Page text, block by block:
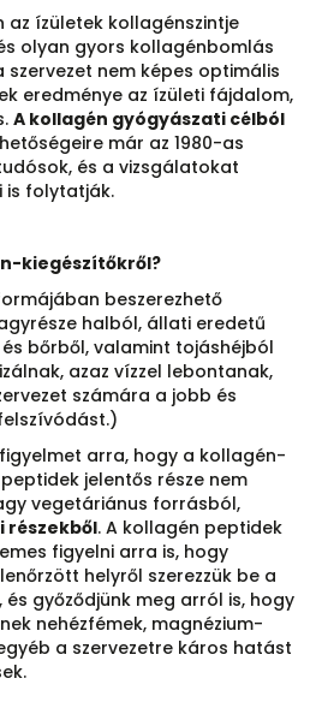
az ízületek kollagénszintje
olyan gyors kollagénbomlás
szervezet nem képes optimális
eredménye az ízületi fájdalom,
A kollagén gyógyászati célból
már az 1980-as
és a vizsgálatokat
is folytatják.
kiegészítőkről?
beszerezhető
halból, állati eredetű
bőrből, valamint tojáshéjból
azaz vízzel lebontanak,
számára a jobb és
arra, hogy a kollagén-
jelentős része nem
vegetáriánus forrásból,
részekből. A kollagén peptidek
figyelni arra is, hogy
helyről szerezzük be a
győződjünk meg arról is, hogy
nehézfémek, magnézium-
a szervezetre káros hatást